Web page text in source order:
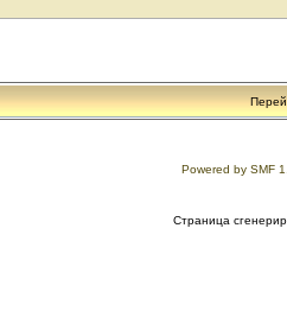
Powered by SMF
Страница